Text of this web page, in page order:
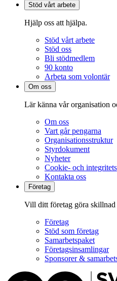
Stöd vårt arbete
Hjälp oss att hjälpa.
Stöd vårt arbete
Stöd oss
Bli stödmedlem
90 konto
Arbeta som volontär
Om oss
Lär känna vår organisation
Om oss
Vart går pengarna
Organisationsstruktur
Styrdokument
Nyheter
Cookie- och
Kontakta oss
Företag
Vill ditt företag göra
Företag
Stöd som företag
Samarbetspaket
Företagsinsamlingar
Sponsorer &